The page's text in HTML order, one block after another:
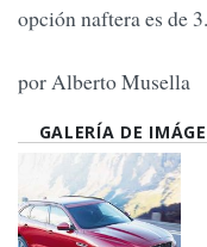
opción naftera es de
por Alberto Musella
GALERÍA DE